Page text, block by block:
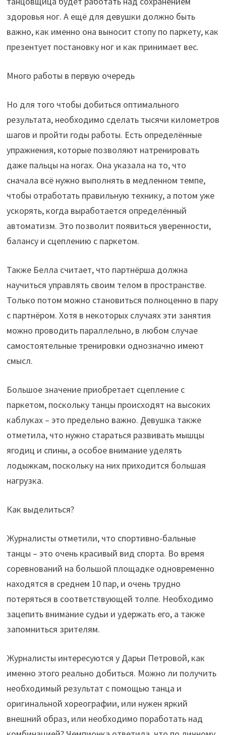
здоровья ног. А ещё для девушки должно быть
важно, как именно она выносит стопу по паркету, как
презентует постановку ног и как принимает вес.
Много работы в первую очередь
Но для того чтобы добиться оптимального
результата, необходимо сделать тысячи километров
шагов и пройти годы работы. Есть определённые
упражнения, которые позволяют натренировать
даже пальцы на ногах. Она указала на то, что
сначала всё нужно выполнять в медленном темпе,
чтобы отработать правильную технику, а потом уже
ускорять, когда выработается определённый
автоматизм. Это позволит появиться уверенности,
балансу и сцеплению с паркетом.
Также Белла считает, что партнёрша должна
научиться управлять своим телом в пространстве.
Только потом можно становиться полноценно в пару
с партнёром. Хотя в некоторых случаях эти занятия
можно проводить параллельно, в любом случае
самостоятельные тренировки однозначно имеют
смысл.
Большое значение приобретает сцепление с
паркетом, поскольку танцы происходят на высоких
каблуках – это предельно важно. Девушка также
отметила, что нужно стараться развивать мышцы
ягодиц и спины, а особое внимание уделять
лодыжкам, поскольку на них приходится большая
нагрузка.
Как выделиться?
Журналисты отметили, что спортивно-бальные
танцы – это очень красивый вид спорта. Во время
соревнований на большой площадке одновременно
находятся в среднем 10 пар, и очень трудно
потеряться в соответствующей толпе. Необходимо
зацепить внимание судьи и удержать его, а также
запомниться зрителям.
Журналисты интересуются у Дарьи Петровой, как
именно этого реально добиться. Можно ли получить
необходимый результат с помощью танца и
оригинальной хореографии, или нужен яркий
внешний образ, или необходимо поработать над